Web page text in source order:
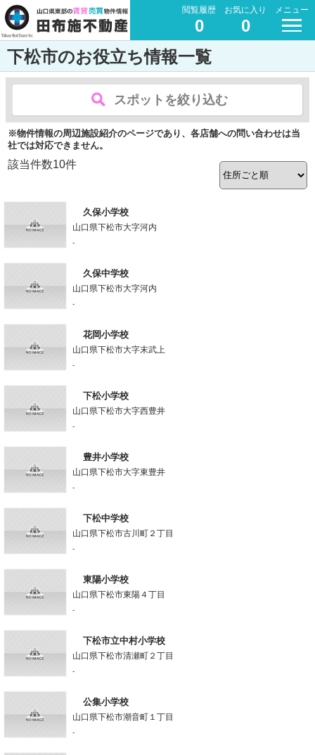
閲覧履歴
0
お気に入り
0
メニュー
下松市のお役立ち情報一覧
スポットを絞り込む
※物件情報の周辺施設紹介のページであり、各店舗への問い合わせは当
社では対応できません。
該当件数10件
久保小学校
山口県下松市大字河内
-
久保中学校
山口県下松市大字河内
-
花岡小学校
山口県下松市大字末武上
-
下松小学校
山口県下松市大字西豊井
-
豊井小学校
山口県下松市大字東豊井
-
下松中学校
山口県下松市古川町２丁目
-
東陽小学校
山口県下松市東陽４丁目
-
下松市立中村小学校
山口県下松市清瀬町２丁目
-
公集小学校
山口県下松市潮音町１丁目
-